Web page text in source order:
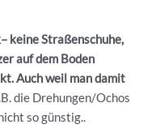
keine Straßenschuhe,
auf dem Boden
Auch weil man damit
die Drehungen/Ochos
so günstig..